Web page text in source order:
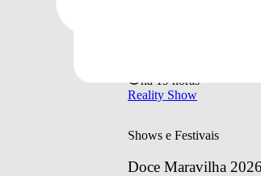
Conheça todos os
há 19 horas
Reality Show
Shows e Festivais
Doce Maravilha